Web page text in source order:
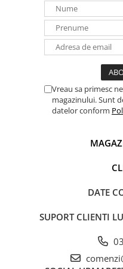
Acumulatori
Sisteme de prindere
Statii de incarcare EV
Vreau sa primesc
magazinului. Sunt
datelor conform
DATE
SUPORT CLIENTI